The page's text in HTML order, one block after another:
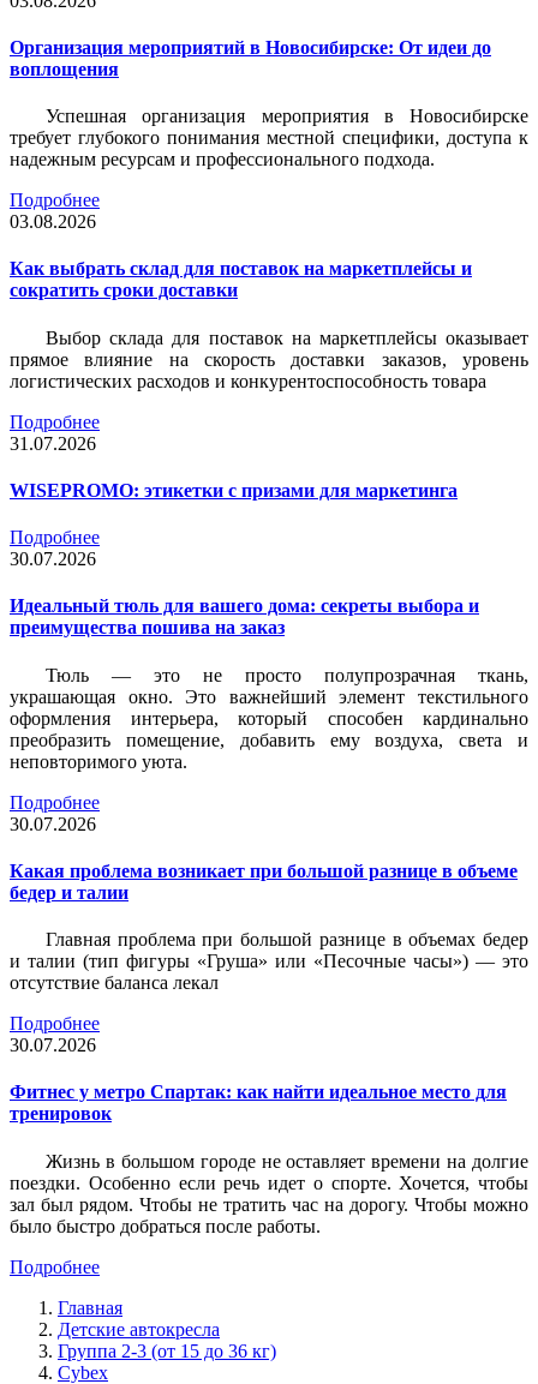
Организация мероприятий в Новосибирске: От идеи до
воплощения
Успешная организация мероприятия в Новосибирске
требует глубокого понимания местной специфики, доступа к
надежным ресурсам и профессионального подхода.
Подробнее
03.08.2026
Как выбрать склад для поставок на маркетплейсы и
сократить сроки доставки
Выбор склада для поставок на маркетплейсы оказывает
прямое влияние на скорость доставки заказов, уровень
логистических расходов и конкурентоспособность товара
Подробнее
31.07.2026
WISEPROMO: этикетки с призами для маркетинга
Подробнее
30.07.2026
Идеальный тюль для вашего дома: секреты выбора и
преимущества пошива на заказ
Тюль — это не просто полупрозрачная ткань,
украшающая окно. Это важнейший элемент текстильного
оформления интерьера, который способен кардинально
преобразить помещение, добавить ему воздуха, света и
неповторимого уюта.
Подробнее
30.07.2026
Какая проблема возникает при большой разнице в объеме
бедер и талии
Главная проблема при большой разнице в объемах бедер
и талии (тип фигуры «Груша» или «Песочные часы») — это
отсутствие баланса лекал
Подробнее
30.07.2026
Фитнес у метро Спартак: как найти идеальное место для
тренировок
Жизнь в большом городе не оставляет времени на долгие
поездки. Особенно если речь идет о спорте. Хочется, чтобы
зал был рядом. Чтобы не тратить час на дорогу. Чтобы можно
было быстро добраться после работы.
Подробнее
Главная
Детские автокресла
Группа 2-3 (от 15 до 36 кг)
Cybex